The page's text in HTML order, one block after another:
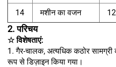
14 मशीन का वजन
2. परिचय
☆ विशेषताएं:
1. गैर-चालक, अत्यधिक कठोर
रूप से डिज़ाइन किया गया।